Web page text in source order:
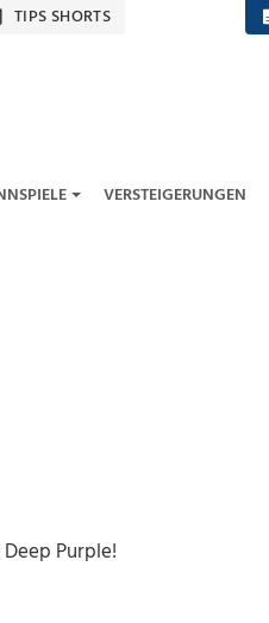
TIPS SHORTS
VERSTEIGERUNGEN
Purple!